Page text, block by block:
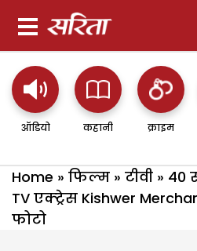
ऑडियो कहानी क्राइम
Home » फिल्म » टीवी » 40
TV एक्ट्रेस Kishwer
फोटो